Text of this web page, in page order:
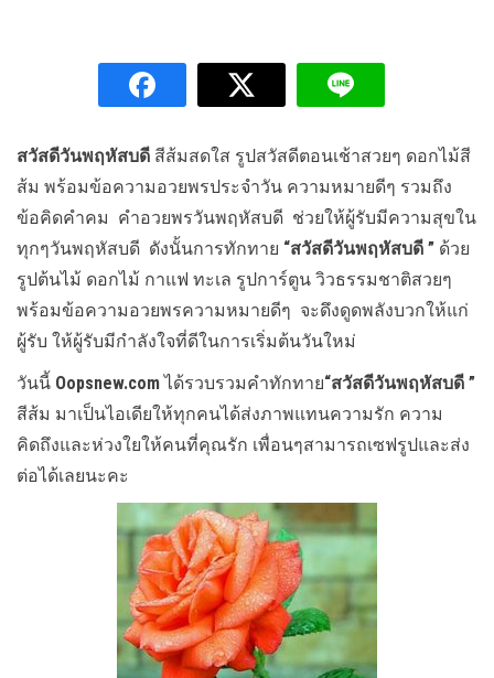
สวัสดีวันพฤหัสบดี สีส้มสดใส รูปสวัสดีตอนเช้าสวยๆ ดอกไม้สี
ส้ม พร้อมข้อความอวยพรประจำวัน ความหมายดีๆ รวมถึง
ข้อคิดคำคม คำอวยพรวันพฤหัสบดี ช่วยให้ผู้รับมีความสุขใน
ทุกๆวันพฤหัสบดี ดังนั้นการทักทาย “สวัสดีวันพฤหัสบดี ” ด้วย
รูปต้นไม้ ดอกไม้ กาแฟ ทะเล รูปการ์ตูน วิวธรรมชาติสวยๆ
พร้อมข้อความอวยพรความหมายดีๆ จะดึงดูดพลังบวกให้แก่
ผู้รับ ให้ผู้รับมีกำลังใจที่ดีในการเริ่มต้นวันใหม่
วันนี้ Oopsnew.comได้รวบรวมคำทักทาย“สวัสดีวันพฤหัสบดี ”
สีส้ม มาเป็นไอเดียให้ทุกคนได้ส่งภาพแทนความรัก ความ
คิดถึงและห่วงใยให้คนที่คุณรัก เพื่อนๆสามารถเซฟรูปและส่ง
ต่อได้เลยนะคะ